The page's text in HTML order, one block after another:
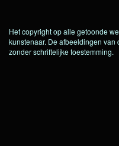
Het copyright op alle getoonde
kunstenaar. De afbeeldingen
zonder schriftelijke toestemming.